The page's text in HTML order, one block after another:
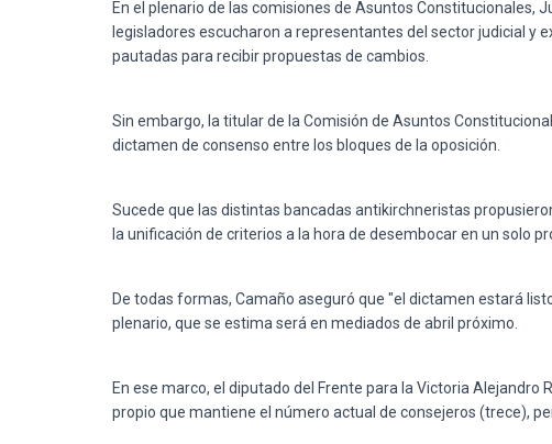
En el plenario de las comisiones de Asuntos Constitucionales,
legisladores escucharon a representantes del sector judicial y
pautadas para recibir propuestas de cambios.
Sin embargo, la titular de la Comisión de Asuntos
dictamen de consenso entre los bloques de la oposición.
Sucede que las distintas bancadas antikirchneristas
la unificación de criterios a la hora de desembocar en un solo
De todas formas, Camaño aseguró que "el dictamen estará
plenario, que se estima será en mediados de abril próximo.
En ese marco, el diputado del Frente para la Victoria
propio que mantiene el número actual de consejeros (trece),